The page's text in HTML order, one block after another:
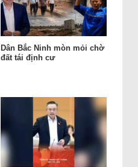
Dân Bắc Ninh mòn mỏi chờ
đất tái định cư